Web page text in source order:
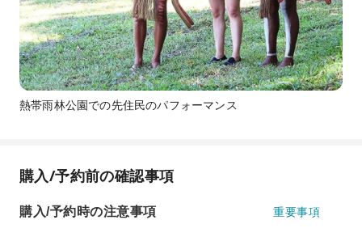
熱帯雨林公園での先住民のパフォーマンス
購入/予約前の確認事項
購入/予約時の注意事項 重要事項